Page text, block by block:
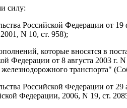
силу:
Российской Федерации от
N 10, ст. 958);
которые вносятся в
Федерации от 8 августа 2003
транспорта"
Российской Федерации от
Федерации, 2006, N 19, ст.